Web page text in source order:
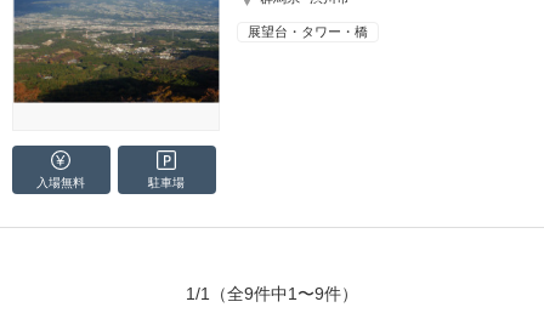
展望台・タワー・橋
入場無料 駐車場
1/1 （全9件中1〜9件）